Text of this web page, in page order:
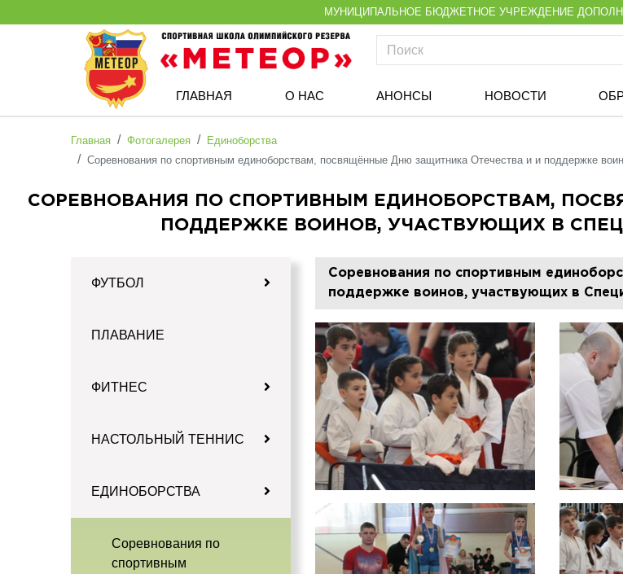
МУНИЦИПАЛЬНОЕ БЮДЖЕТНОЕ УЧРЕЖДЕНИЕ
ГЛАВНАЯ О НАС АНОНСЫ НОВОСТИ
Главная Фотогалерея
Единоборства
Соревнования по спортивным единоборствам, посвящённые Дню защитника Отечества и и поддержке
СОРЕВНОВАНИЯ ПО СПОРТИВНЫМ ЕДИНОБОРСТВАМ,
ПОДДЕРЖКЕ ВОИНОВ, УЧАСТВУЮЩИХ В
ФУТБОЛ
ПЛАВАНИЕ
ФИТНЕС
НАСТОЛЬНЫЙ ТЕННИС
ЕДИНОБОРСТВА
Соревнования по
спортивным
Соревнования по спортивным
поддержке воинов, участвующих в